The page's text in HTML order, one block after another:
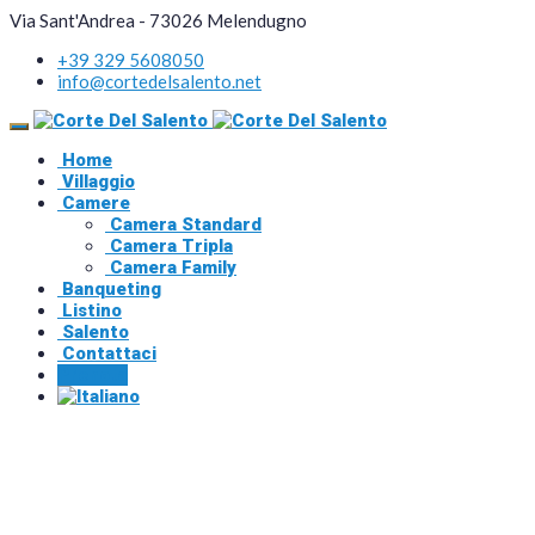
Via Sant'Andrea - 73026 Melendugno
+39 329 5608050
info@cortedelsalento.net
Home
Villaggio
Camere
Camera Standard
Camera Tripla
Camera Family
Banqueting
Listino
Salento
Contattaci